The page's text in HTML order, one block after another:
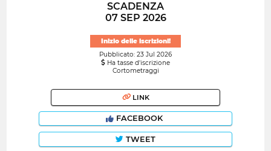
SCADENZA
07 SEP 2026
Inizio delle iscrizioni!
Pubblicato: 23 Jul 2026
Ha tasse d'iscrizione
Cortometraggi
LINK
FACEBOOK
TWEET